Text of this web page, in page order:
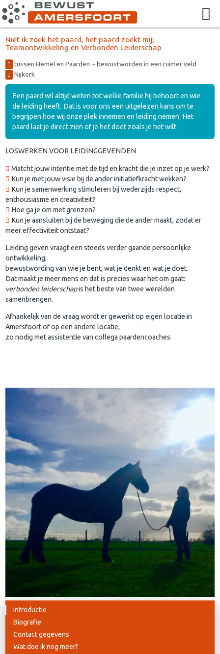
Niet ik zoek het paard, het paard zoekt mij;
Teamontwikkeling en Verbonden Leiderschap
tussen Hemel en Paarden ~ bewustworden in een ruimer veld
Nijkerk
Een paard wil altijd weten tot welke familie hij behoort en wie
de leiding heeft. Dat is voor ons een uitgelezen kans om te
begrijpen hoe wij onze plek innemen en leiding nemen. Het
paard laat je direct zien of je het doet zoals je het wilt.
LOSWERKEN VOOR LEIDINGGEVENDEN
Matcht jouw intentie met de tijd en kracht die je inzet op je werk?
Kun je met jouw visie bij de ander initiatiefkracht wekken?
Kun je samenwerking stimuleren bij wederzijds respect,
enthousiasme en creativiteit?
Hoe ga je om met grenzen?
Kun je aansluiten bij de beweging die de ander maakt, zodat er
meer effectiviteit ontstaat?
Leiding geven vraagt een steeds verder gaande persoonlijke
ontwikkeling;
bewustwording van wie je bent, wat je denkt en wat je doet.
Dat maakt je meer mens en dat is precies waar het om gaat:
verbonden leiderschapis het beste van twee werelden
samenbrengen.
Afhankelijk van de vraag wordt er gewerkt op eigen locatie in
Amersfoort of op een andere locatie,
zo nodig met assistentie van collega paardencoaches.
Introductie
Biografie
Contact gegevens
Wat doe ik nog meer?